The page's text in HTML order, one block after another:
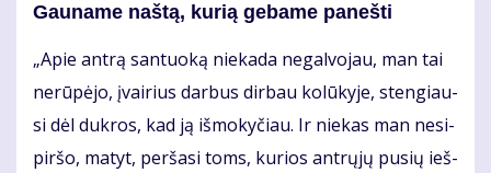
Gau­na­me naš­tą, ku­rią ge­ba­me pa­neš­ti
„Apie an­trą san­tuo­ką nie­ka­da ne­gal­vo­jau, man tai
ne­rū­pė­jo, įvai­rius dar­bus dir­bau ko­lū­ky­je, sten­giau­
si dėl duk­ros, kad ją iš­mo­ky­čiau. Ir nie­kas man ne­si­
pir­šo, ma­tyt, per­ša­si toms, ku­rios ant­rų­jų pu­sių ieš­